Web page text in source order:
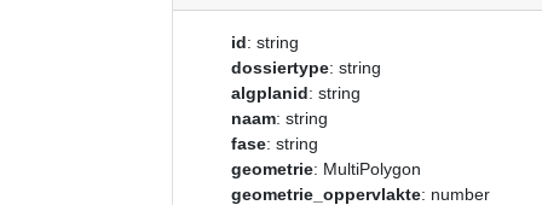
id: string
dossiertype: string
algplanid: string
naam: string
fase: string
geometrie: MultiPolygon
geometrie_oppervlakte: number